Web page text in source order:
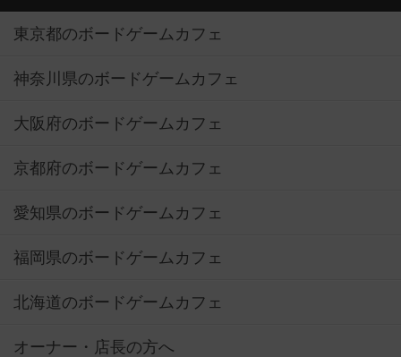
東京都のボードゲームカフェ
神奈川県のボードゲームカフェ
大阪府のボードゲームカフェ
京都府のボードゲームカフェ
愛知県のボードゲームカフェ
福岡県のボードゲームカフェ
北海道のボードゲームカフェ
オーナー・店長の方へ